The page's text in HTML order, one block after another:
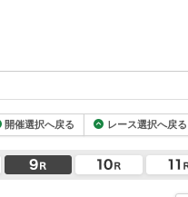
開催選択へ戻る レース選択へ戻る